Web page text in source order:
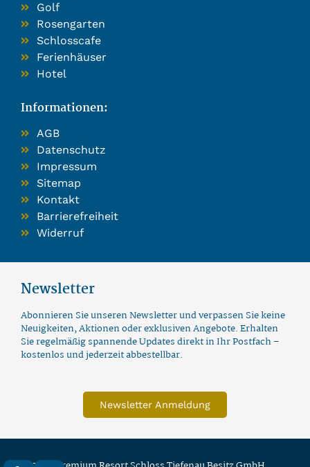
Golf
Rosengarten
Schlosscafe
Ferienhäuser
Hotel
Informationen:
AGB
Datenschutz
Impressum
Sitemap
Kontakt
Barrierefreiheit
Widerruf
Newsletter
Abonnieren Sie unseren Newsletter und verpassen Sie keine
Neuigkeiten, Aktionen oder exklusiven Angebote. Erhalten
Sie regelmäßig spannende Updates direkt in Ihr Postfach –
kostenlos und jederzeit abbestellbar.
Newsletter Anmeldung